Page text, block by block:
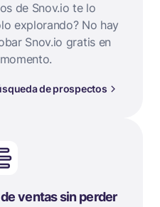
de Snov.io te lo
explorando? No hay
Snov.io gratis en
de prospectos
ventas sin perder